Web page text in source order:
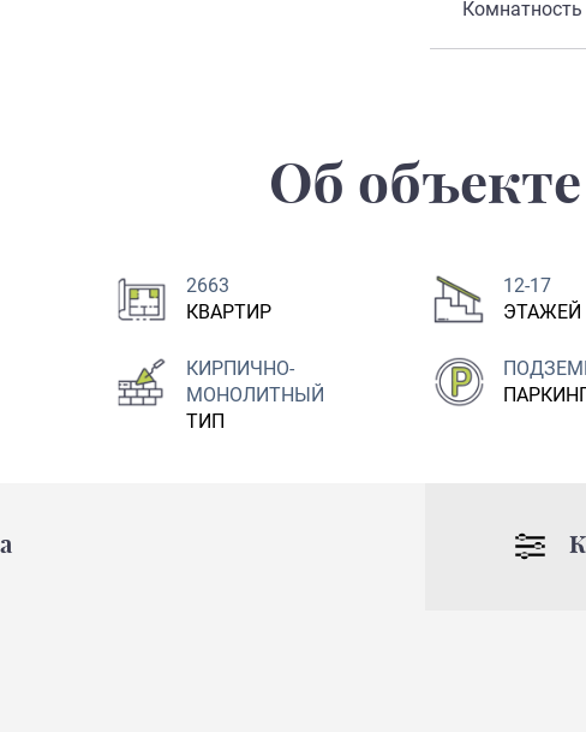
Комнатность
Об объекте
2663
КВАРТИР
12-17
ЭТАЖЕЙ
КИРПИЧНО-
МОНОЛИТНЫЙ
ТИП